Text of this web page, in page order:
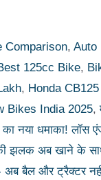
Comparison,Auto
125cc Bike,
, Honda
Bikes India 2025,
नया धमाका! लॉस
झलक अब खाने के
अब बैल और ट्रैक्टर